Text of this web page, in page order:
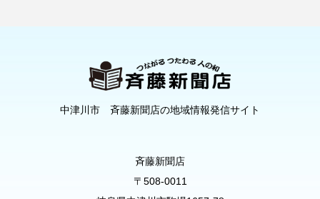
中津川市 斉藤新聞店の地域情報発信サイト
斉藤新聞店
〒508-0011